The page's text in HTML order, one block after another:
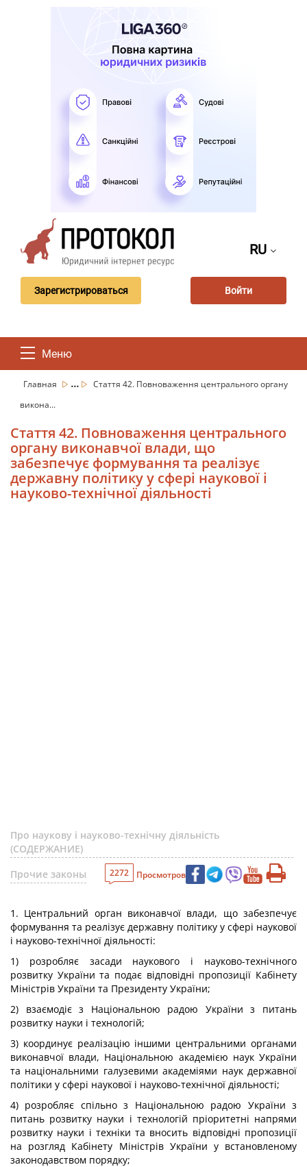
RU
Зарегистрироваться Войти
Меню
Главная ...
Стаття 42. Повноваження центрального органу
викона...
Стаття 42. Повноваження центрального
органу виконавчої влади, що
забезпечує формування та реалізує
державну політику у сфері наукової і
науково-технічної діяльності
Про наукову і науково-технічну діяльність
(СОДЕРЖАНИЕ)
Прочие законы
2272 Просмотров
1. Центральний орган виконавчої влади, що забезпечує
формування та реалізує державну політику у сфері наукової
і науково-технічної діяльності:
1) розробляє засади наукового і науково-технічного
розвитку України та подає відповідні пропозиції Кабінету
Міністрів України та Президенту України;
2) взаємодіє з Національною радою України з питань
розвитку науки і технологій;
3) координує реалізацію іншими центральними органами
виконавчої влади, Національною академією наук України
та національними галузевими академіями наук державної
політики у сфері наукової і науково-технічної діяльності;
4) розробляє спільно з Національною радою України з
питань розвитку науки і технологій пріоритетні напрями
розвитку науки і техніки та вносить відповідні пропозиції
на розгляд Кабінету Міністрів України у встановленому
законодавством порядку;